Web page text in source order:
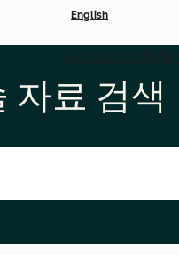
English
내 계정으로 이동하기
자료 검색